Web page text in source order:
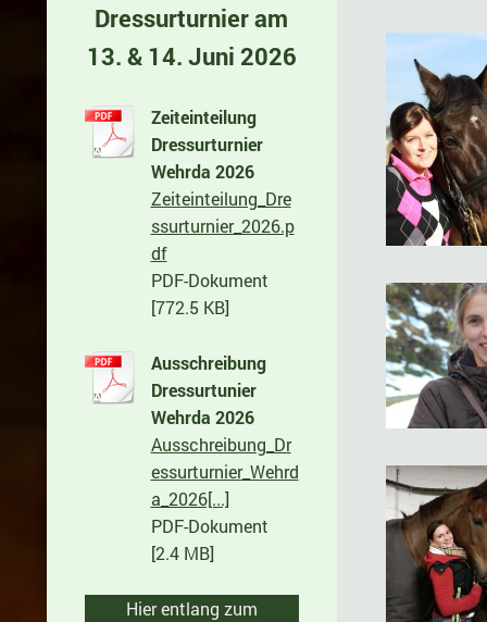
Dressurturnier am
13. & 14. Juni 2026
Zeiteinteilung
Dressurturnier
Wehrda 2026
Zeiteinteilung_Dre
ssurturnier_2026.p
df
PDF-Dokument
[772.5 KB]
Ausschreibung
Dressurtunier
Wehrda 2026
Ausschreibung_Dr
essurturnier_Wehrd
a_2026[...]
PDF-Dokument
[2.4 MB]
Hier entlang zum